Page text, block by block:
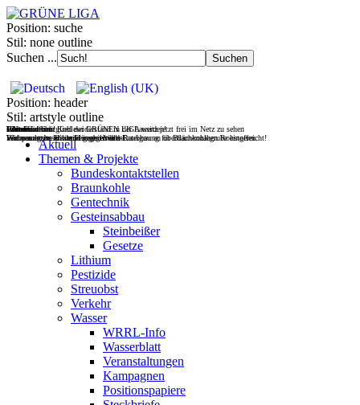
Position: suche
Stil: none outline
Suchen ...
Position: header
Stil: artstyle outline
Filmdoku über Kohlewiderstand in der Lausitz jetzt frei im Netz zu sehen
Gesteinsabbau
Wir vernetzen Initiativen gegen den Raubbau an oberflächennahen Rohstoffen.
Wasser
Europas letzte wilde Flüsse retten!
Wohnen
Wohnraum im Bestand mobilisieren!
UNverkäuflich!
Verfassungsbeschwerde gegen Wald-Enteignung für Braunkohlegrube eingereicht!
Jetzt Fördermitglied der GRÜNEN LIGA werden!
Aktuell
Themen & Projekte
Bundeskontaktstellen
Braunkohle
Gentechnik
Gesteinsabbau
Steinbeißer
Gesetze
Lithium
Pestizide
Streuobst
Verkehr
Wasser
WRRL-Info
Wasserblatt
Veranstaltungen
Kampagnen
Positionspapiere